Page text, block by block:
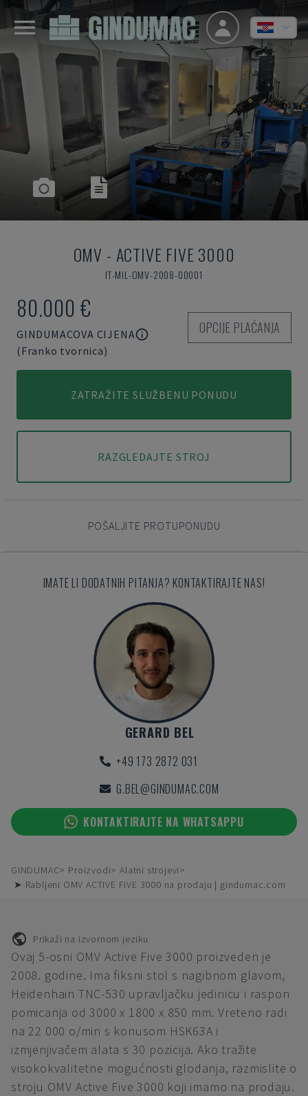
OMV - ACTIVE FIVE 3000
IT-MIL-OMV-2008-00001
80.000 €
GINDUMACOVA CIJENA
(Franko tvornica)
OPCIJE PLAĆANJA
ZATRAŽITE SLUŽBENU PONUDU
RAZGLEDAJTE STROJ
POŠALJITE PROTUPONUDU
IMATE LI DODATNIH PITANJA? KONTAKTIRAJTE NAS!
GERARD BEL
+49 173 2872 031
G.BEL@GINDUMAC.COM
KONTAKTIRAJTE NA WHATSAPPU
GINDUMAC Proizvodi
Alatni strojevi
➤ Rabljeni OMV ACTIVE FIVE 3000 na prodaju | gindumac.com
Prikaži na izvornom jeziku
Ovaj 5-osni OMV Active Five 3000 proizveden je
2008. godine. Ima fiksni stol s nagibnom glavom,
Heidenhain TNC-530 upravljačku jedinicu i raspon
pomicanja od 3000 x 1800 x 850 mm. Vreteno radi
na 22 000 o/min s konusom HSK63A i
izmjenjivačem alata s 30 pozicija. Ako tražite
visokokvalitetne mogućnosti glodanja, razmislite o
stroju OMV Active Five 3000 koji imamo na prodaju.